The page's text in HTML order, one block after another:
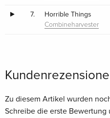
7. Horrible Things
Combineharvester
Zu diesem Artikel wurden
Schreibe die erste